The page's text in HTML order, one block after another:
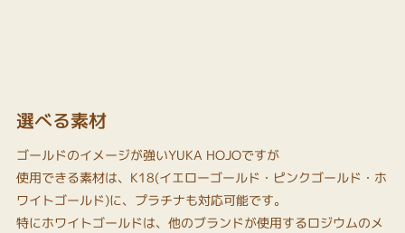
選べる素材
ゴールドのイメージが強いYUKA HOJOですが
使用できる素材は、K18(イエローゴールド・ピンクゴールド・ホ
ワイトゴールド)に、プラチナも対応可能です。
特にホワイトゴールドは、他のブランドが使用するロジウムのメ